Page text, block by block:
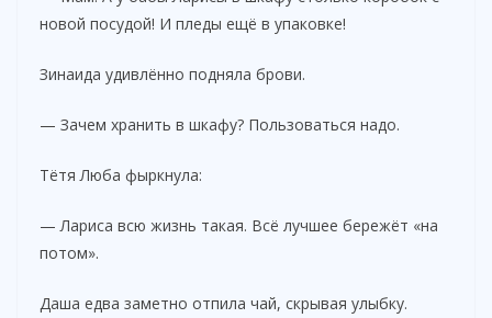
новой посудой! И пледы ещё в упаковке!
Зинаида удивлённо подняла брови.
— Зачем хранить в шкафу? Пользоваться надо.
Тётя Люба фыркнула:
— Лариса всю жизнь такая. Всё лучшее бережёт «на
потом».
Даша едва заметно отпила чай, скрывая улыбку.